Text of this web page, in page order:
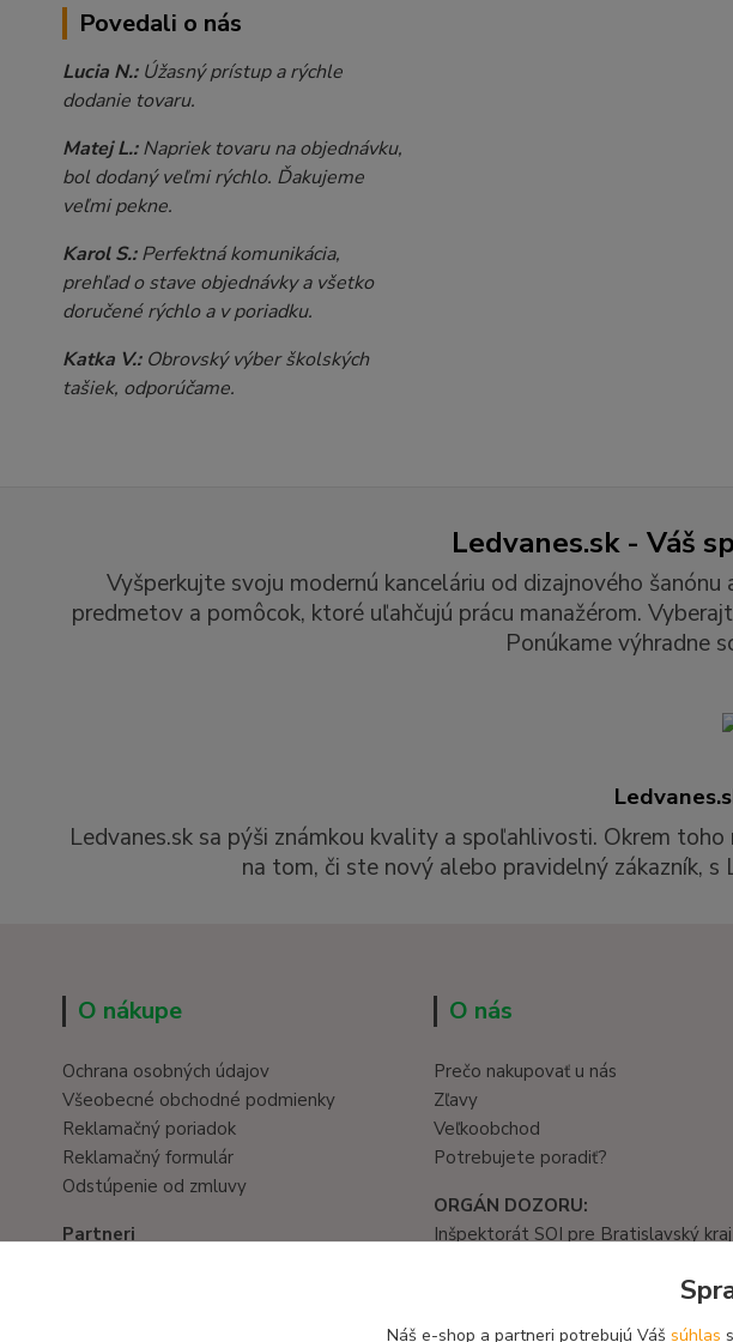
Povedali o nás
Lucia N.:Úžasný prístup a rýchle
dodanie tovaru.
Matej L.:Napriek tovaru na objednávku,
bol dodaný veľmi rýchlo. Ďakujeme
veľmi pekne.
Karol S.:Perfektná komunikácia,
prehľad o stave objednávky a všetko
doručené rýchlo a v poriadku.
Katka V.: Obrovský výber školských
tašiek, odporúčame.
Ledvanes.sk - Váš
Vyšperkujte svoju modernú kanceláriu od dizajnového
predmetov a pomôcok, ktoré uľahčujú prácu manažérom.
Ponúkame výhradne
Ledvanes.sk sa pýši známkou kvality a spoľahlivosti. Okrem
na tom, či ste nový alebo pravidelný zákazník,
O nákupe
Ochrana osobných údajov
Všeobecné obchodné podmienky
Reklamačný poriadok
Reklamačný formulár
Odstúpenie od zmluvy
Partneri
O nás
Prečo nakupovať u nás
Zľavy
Veľkoobchod
Potrebujete poradiť?
ORGÁN DOZORU:
Inšpektorát SOI pre Bratislavský kraj
Náš e-shop a partneri potrebujú Váš súhlas